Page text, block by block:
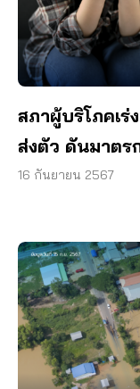
สภาผู้บริโภคเ
ส่งตัว ดันมาตร
16 กันยายน 2567